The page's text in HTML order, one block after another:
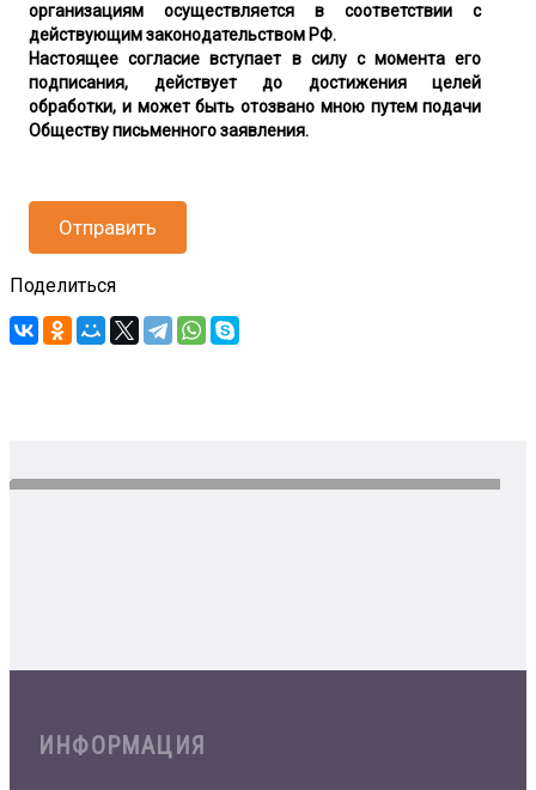
организациям осуществляется в соответствии с
действующим законодательством РФ.
Настоящее согласие вступает в силу с момента его
подписания, действует до достижения целей
обработки, и может быть отозвано мною путем подачи
Обществу письменного заявления.
Отправить
Поделиться
ИНФОРМАЦИЯ